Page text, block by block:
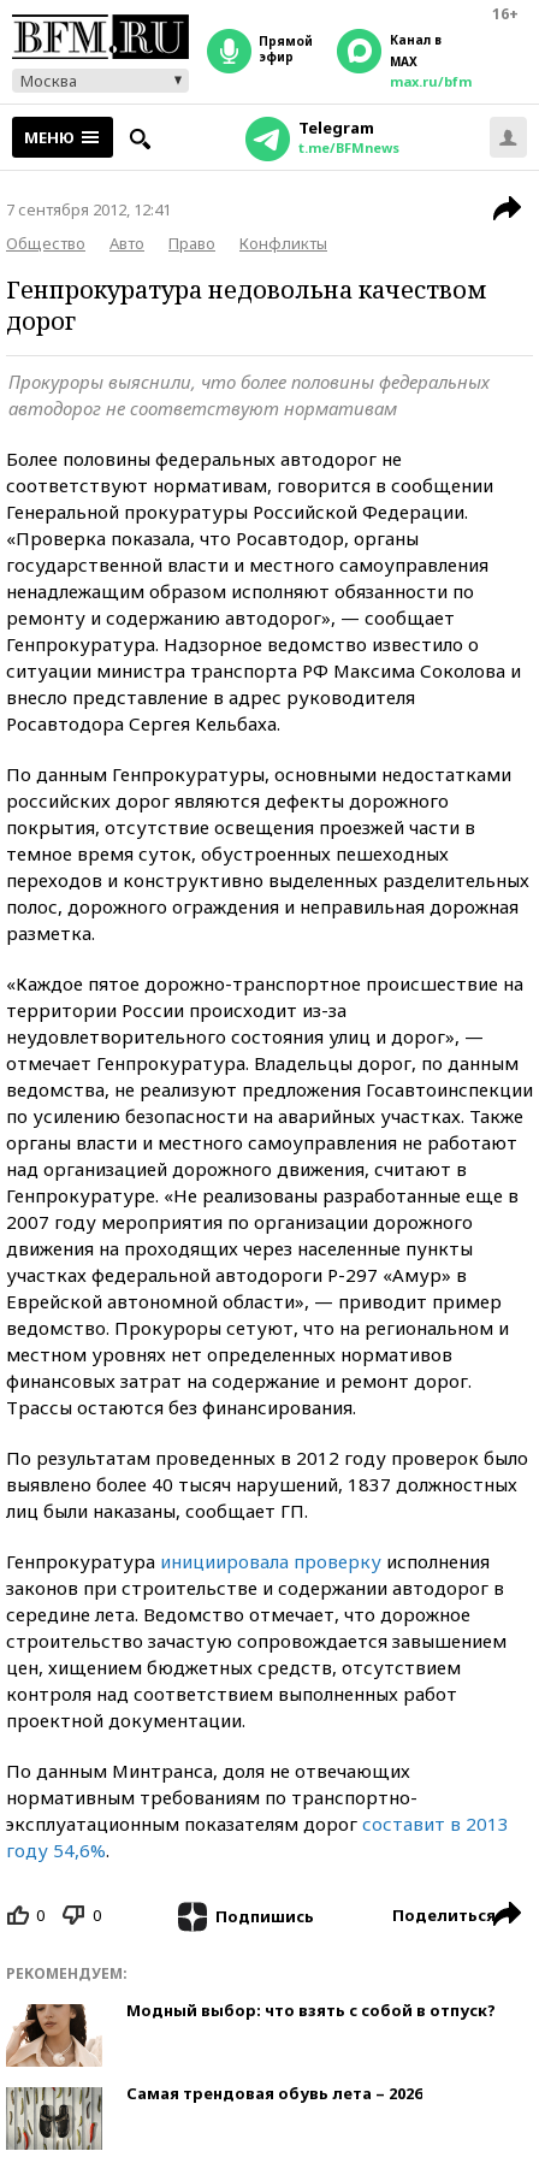
16+
Москва
прямой
эфир
Канал в
MAX
max.ru/bfm
МЕНЮ Telegram
t.me/BFMnews
7 сентября 2012, 12:41
Общество
Авто Право Конфликты
Генпрокуратура недовольна качеством
дорог
Прокуроры выяснили, что более половины федеральных
автодорог не соответствуют нормативам
Более половины федеральных автодорог не
соответствуют нормативам, говорится в сообщении
Генеральной прокуратуры Российской Федерации.
«Проверка показала, что Росавтодор, органы
государственной власти и местного самоуправления
ненадлежащим образом исполняют обязанности по
ремонту и содержанию автодорог», — сообщает
Генпрокуратура. Надзорное ведомство известило о
ситуации министра транспорта РФ Максима Соколова и
внесло представление в адрес руководителя
Росавтодора Сергея Кельбаха.
По данным Генпрокуратуры, основными недостатками
российских дорог являются дефекты дорожного
покрытия, отсутствие освещения проезжей части в
темное время суток, обустроенных пешеходных
переходов и конструктивно выделенных разделительных
полос, дорожного ограждения и неправильная дорожная
разметка.
«Каждое пятое дорожно-транспортное происшествие на
территории России происходит из-за
неудовлетворительного состояния улиц и дорог», —
отмечает Генпрокуратура. Владельцы дорог, по данным
ведомства, не реализуют предложения Госавтоинспекции
по усилению безопасности на аварийных участках. Также
органы власти и местного самоуправления не работают
над организацией дорожного движения, считают в
Генпрокуратуре. «Не реализованы разработанные еще в
2007 году мероприятия по организации дорожного
движения на проходящих через населенные пункты
участках федеральной автодороги Р-297 «Амур» в
Еврейской автономной области», — приводит пример
ведомство. Прокуроры сетуют, что на региональном и
местном уровнях нет определенных нормативов
финансовых затрат на содержание и ремонт дорог.
Трассы остаются без финансирования.
По результатам проведенных в 2012 году проверок было
выявлено более 40 тысяч нарушений, 1837 должностных
лиц были наказаны, сообщает ГП.
Генпрокуратура инициировала проверку исполнения
законов при строительстве и содержании автодорог в
середине лета. Ведомство отмечает, что дорожное
строительство зачастую сопровождается завышением
цен, хищением бюджетных средств, отсутствием
контроля над соответствием выполненных работ
проектной документации.
По данным Минтранса, доля не отвечающих
нормативным требованиям по транспортно-
эксплуатационным показателям дорог составит в 2013
году 54,6%.
0 0 Подпишись Поделиться
РЕКОМЕНДУЕМ:
Модный выбор: что взять с собой в отпуск?
Самая трендовая обувь лета – 2026